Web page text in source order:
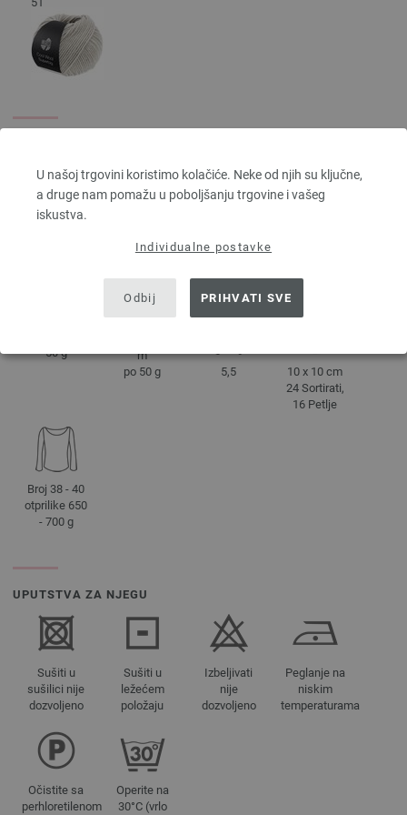
U našoj trgovini koristimo kolačiće. Neke od njih su ključne,
a druge nam pomažu u poboljšanju trgovine i vašeg
iskustva.
Individualne postavke
Odbij PRIHVATI SVE
50 g
m
po 50 g
5,5
10 x 10 cm
24 Sortirati,
16 Petlje
Broj 38 - 40
otprilike 650
- 700 g
UPUTSTVA ZA NJEGU
Sušiti u
sušilici nije
dozvoljeno
Sušiti u
ležećem
položaju
Izbeljivati
nije
dozvoljeno
Peglanje na
niskim
temperaturama
Očistite sa
perhloretilenom
Operite na
30°C (vrlo